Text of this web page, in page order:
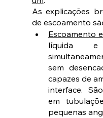
As explicações
de escoamento
Escoamento
líquida e
sem
capazes de
interface.
em
pequenas